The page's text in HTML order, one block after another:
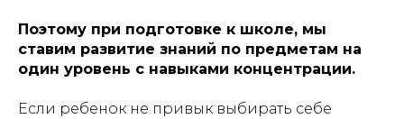
Поэтому при подготовке к школе, мы
ставим развитие знаний по предметам на
один уровень с навыками концентрации.
Если ребенок не привык выбирать себе